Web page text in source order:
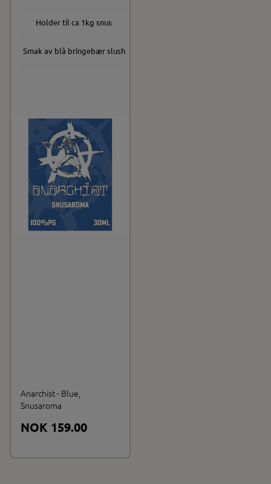
Anarchist - Blue,
Snusaroma
NOK 159.00
Holder til ca 1kg snus
Smak av blå bringebær slush